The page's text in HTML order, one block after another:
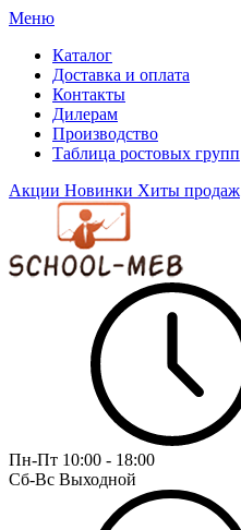
Меню
Каталог
Доставка и оплата
Контакты
Дилерам
Производство
Таблица ростовых групп
Акции Новинки Хиты продаж
Пн-Пт 10:00 - 18:00
Сб-Вс Выходной